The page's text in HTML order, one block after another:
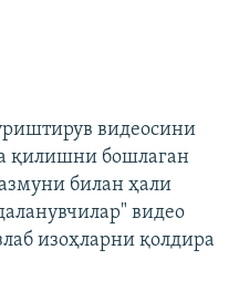
видеосини
қилишни бошлаган
билан ҳали
видео
изоҳларни қолдира